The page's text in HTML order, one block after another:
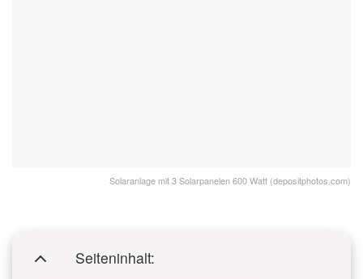
Solaranlage mit 3 Solarpanelen 600 Watt (depositphotos.com)
Seiteninhalt: